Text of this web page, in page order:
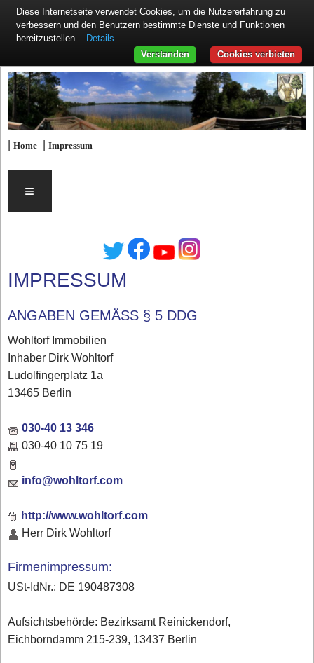
|Home |Impressum
≡
IMPRESSUM
ANGABEN GEMÄSS § 5 DDG
Wohltorf Immobilien
Inhaber Dirk Wohltorf
Ludolfingerplatz 1a
13465 Berlin
030-40 13 346
030-40 10 75 19
info@wohltorf.com
http://www.wohltorf.com
Herr Dirk Wohltorf
Firmenimpressum:
USt-IdNr.: DE 190487308
Aufsichtsbehörde: Bezirksamt Reinickendorf,
Eichborndamm 215-239, 13437 Berlin
Diese Internetseite verwendet Cookies, um die Nutzererfahrung zu
verbessern und den Benutzern bestimmte Dienste und Funktionen
bereitzustellen.
Details
Cookies verbieten
Verstanden